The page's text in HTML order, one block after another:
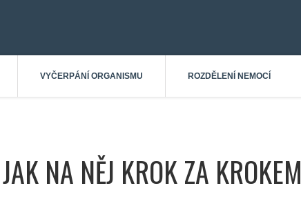
VYČERPÁNÍ ORGANISMU ROZDĚLENÍ NEMOCÍ
NA NĚJ KROK ZA KROKEM